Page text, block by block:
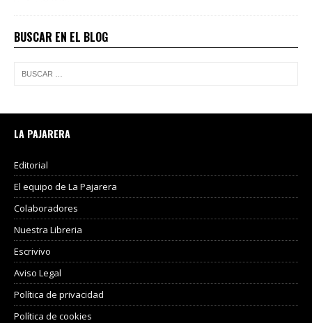
BUSCAR EN EL BLOG
LA PAJARERA
Editorial
El equipo de La Pajarera
Colaboradores
Nuestra Libreria
Escrivivo
Aviso Legal
Política de privacidad
Política de cookies